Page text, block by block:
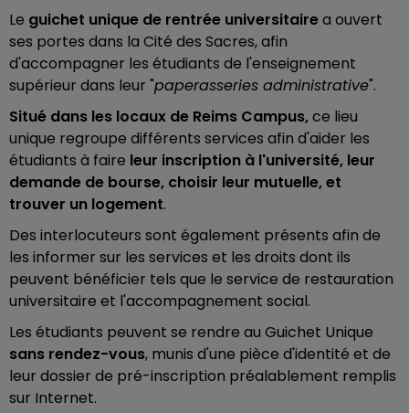
Le guichet unique de rentrée universitairea ouvert
ses portes dans la Cité des Sacres, afin
d'accompagner les étudiants de l'enseignement
supérieur dans leur "paperasseries administrative".
Situé dans les locaux de Reims Campus,ce lieu
unique regroupe différents services afin d'aider les
étudiants à faire leur inscription à l'université, leur
demande de bourse, choisir leur mutuelle, et
trouver un logement.
Des interlocuteurs sont également présents afin de
les informer sur les services et les droits dont ils
peuvent bénéficier tels que le service de restauration
universitaire et l'accompagnement social.
Les étudiants peuvent se rendre au Guichet Unique
sans rendez-vous, munis d'une pièce d'identité et de
leur dossier de pré-inscription préalablement remplis
sur Internet.